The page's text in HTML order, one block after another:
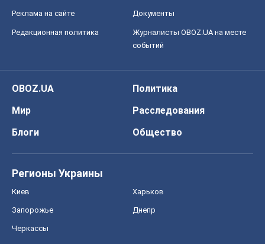
Реклама на сайте Документы
Редакционная политика
Журналисты OBOZ.UA на месте
событий
OBOZ.UA
Политика
Мир
Расследования
Блоги
Общество
Регионы Украины
Киев Харьков
Запорожье Днепр
Черкассы